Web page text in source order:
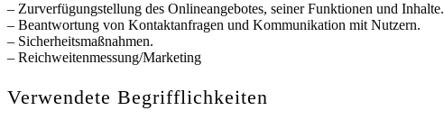
– Zurverfügungstellung des Onlineangebotes, seiner Funktionen und Inhalte.
– Beantwortung von Kontaktanfragen und Kommunikation mit Nutzern.
– Sicherheitsmaßnahmen.
– Reichweitenmessung/Marketing
Verwendete Begrifflichkeiten